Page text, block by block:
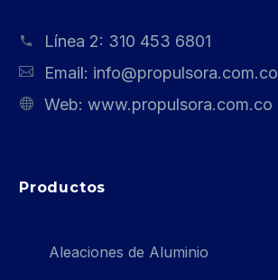
Línea 2: 310 453 6801
Email: info@propulsora.com.co
Web: www.propulsora.com.co
Productos
Aleaciones de Aluminio